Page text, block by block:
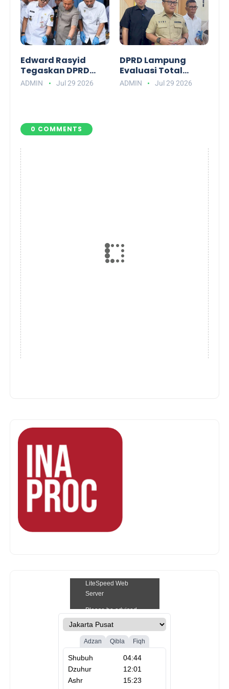
Edward Rasyid
Tegaskan DPRD
Lampung Dukung
ADMIN Jul 29 2026
DPRD Lampung
Evaluasi Total
APBD: Soroti Alkes
ADMIN Jul 29 2026
0 COMMENTS